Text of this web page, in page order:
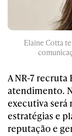
Elaine Cotta
A NR-7
atendimento.
executiva será
estratégias e
reputação e